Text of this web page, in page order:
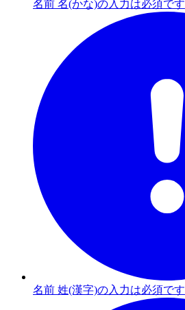
名前 名(かな)の入力は必須です
名前 姓(漢字)の入力は必須です